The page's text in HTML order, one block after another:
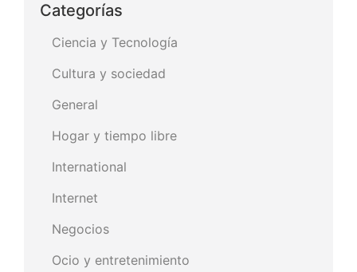
Categorías
Ciencia y Tecnología
Cultura y sociedad
General
Hogar y tiempo libre
International
Internet
Negocios
Ocio y entretenimiento